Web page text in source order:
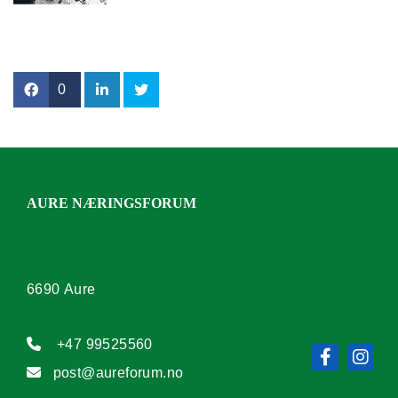
0
AURE NÆRINGSFORUM
6690 Aure
 +47 99525560
 post@aureforum.no